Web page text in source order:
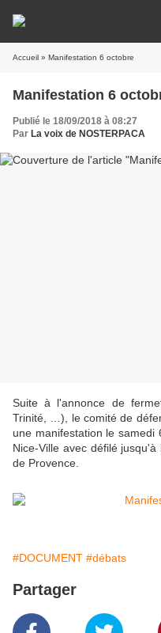
Accueil » Manifestation 6 octobre
Manifestation 6
Publié le 18/09/2018 à 08:27
Par La voix de NOSTERPACA
Suite à l'annonce de
Trinité, …), le comité de
une manifestation le
Nice-Ville avec défilé
de Provence.
#DOCUMENT #débats
Partager